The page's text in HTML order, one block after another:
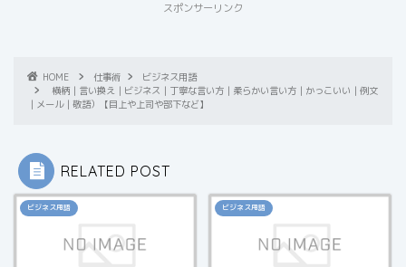
スポンサーリンク
HOME 仕事術
ビジネス用語
横柄｜言い換え｜ビジネス｜丁寧な言い方｜柔らかい言い方｜かっこいい｜例文
｜メール｜敬語）【目上や上司や部下など】
RELATED POST
ビジネス用語 ビジネス用語